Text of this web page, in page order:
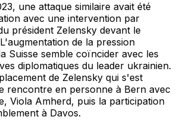
une attaque similaire avait été
avec une intervention par
président Zelensky devant le
de la pression
Suisse semble coïncider avec les
diplomatiques du leader ukrainien.
de Zelensky qui s'est
rencontre en personne à Bern avec
Viola Amherd, puis la participation
à Davos.